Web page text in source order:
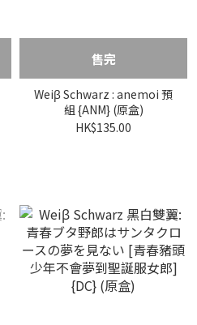
售完
Weiβ Schwarz : anemoi 預
組 {ANM} (原盒)
HK$135.00